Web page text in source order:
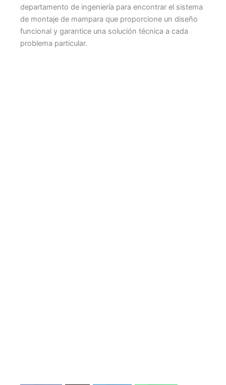
departamento de ingeniería para encontrar el sistema
de montaje de mampara que proporcione un diseño
funcional y garantice una solución técnica a cada
problema particular.